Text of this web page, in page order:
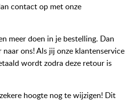
contact op met onze
meer doen in je bestelling. Dan
ons! Als jij onze klantenservice
wordt zodra deze retour is
hoogte nog te wijzigen! Dit